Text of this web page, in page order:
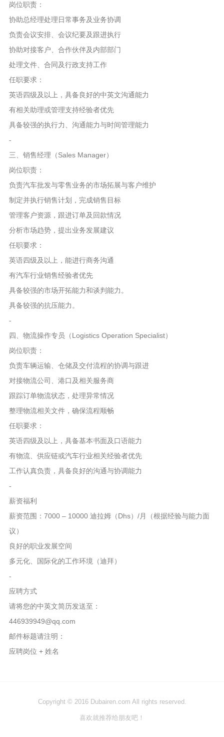
岗位职责：
协助总经理处理日常事务及业务协调
负责会议安排、会议纪要及跟进执行
协助对接客户、合作伙伴及内部部门
处理文件、合同及行政支持工作
任职要求：
英语四级及以上，具备良好的中英文沟通能力
有相关助理或管理支持经验者优先
具备较强的执行力、沟通能力与时间管理能力
-
三、销售经理（Sales Manager）
岗位职责：
负责汽车批发与零售业务的市场拓展与客户维护
制定并执行销售计划，完成销售目标
管理客户资源，跟进订单及回款情况
分析市场趋势，提出业务发展建议
任职要求：
英语四级及以上，能进行商务沟通
有汽车行业销售经验者优先
具备较强的市场开拓能力和谈判能力。
具备较强的抗压能力。
-
四、物流操作专员（Logistics Operation Specialist）
岗位职责：
负责车辆运输、仓储及交付流程的协调与跟进
对接物流公司、港口及相关服务商
跟踪订单物流状态，处理异常情况
整理物流相关文件，确保流程顺畅
任职要求：
英语四级及以上，具备基本书面及口语能力
有物流、供应链或汽车行业相关经验者优先
工作认真负责，具备良好的沟通与协调能力
-
薪资福利
薪资范围：7000 – 10000 迪拉姆（Dhs）/月（根据经验与能力面
议）
良好的职业发展空间
多元化、国际化的工作环境（迪拜）
-
应聘方式
请将您的中英文简历发送至：
446939949@qq.com
邮件标题请注明：
应聘岗位 + 姓名
Copyright © 2016 Dubairen.com All rights reserved.
喜欢就推荐给朋友吧！